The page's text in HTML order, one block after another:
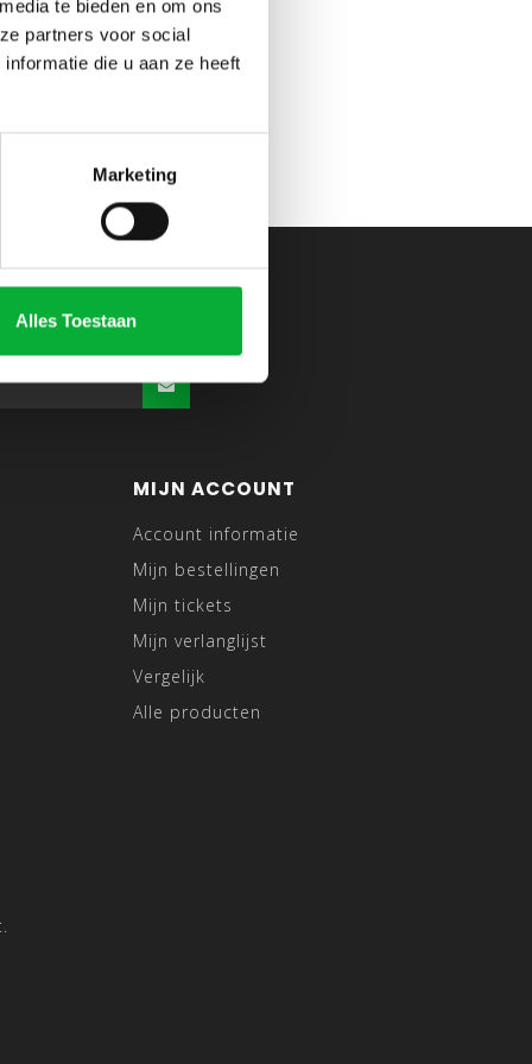
te bieden en om ons
partners voor social
die u aan ze heeft
Marketing
Alles Toestaan
MIJN ACCOUNT
Account informatie
Mijn bestellingen
Mijn tickets
Mijn verlanglijst
Vergelijk
Alle producten